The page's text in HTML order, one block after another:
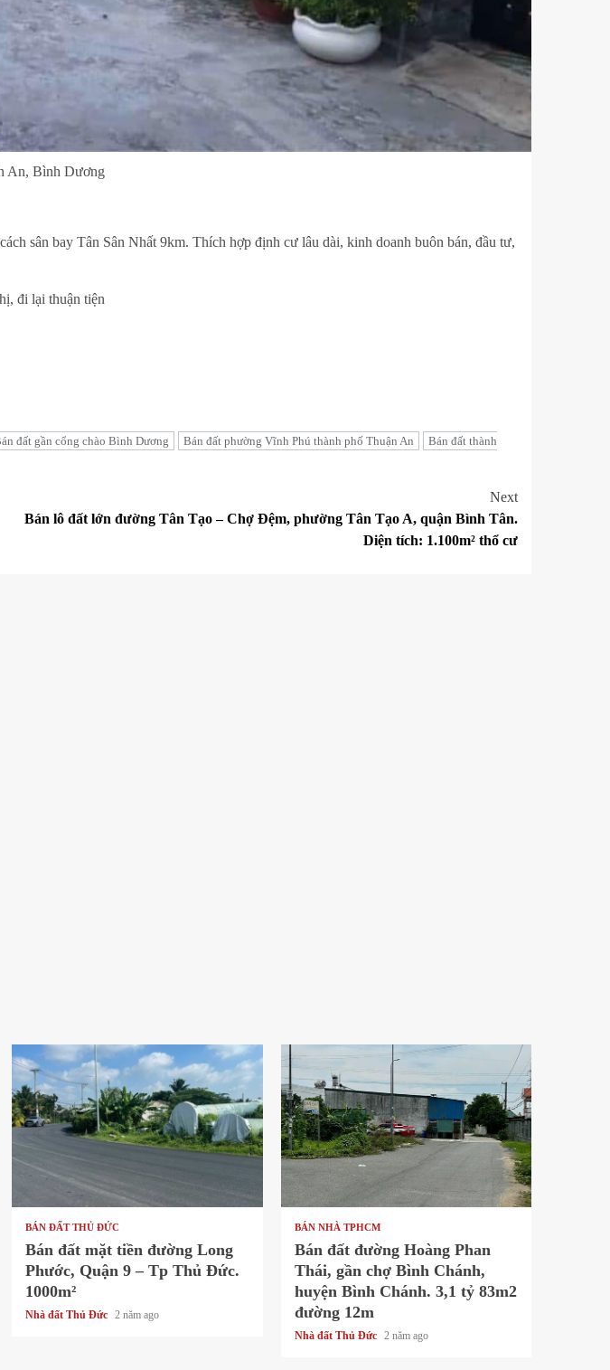
An, Bình Dương
sân bay Tân Sân Nhất 9km. Thích hợp định cư lâu dài, kinh doanh buôn bán, đầu tư,
đi lại thuận tiện
đất gần cổng chào Bình Dương Bán đất phường Vĩnh Phú thành phố Thuận An
Bán đất thành
Next
Bán lô đất lớn đường Tân Tạo – Chợ Đệm, phường Tân Tạo A, quận Bình Tân.
Diện tích: 1.100m² thổ cư
1 min read
BÁN ĐẤT THỦ ĐỨC
Bán đất mặt tiền đường Long
Phước, Quận 9 – Tp Thủ Đức.
1000m²
Nhà đất Thủ Đức 2 năm ago
1 min read
BÁN NHÀ TPHCM
Bán đất đường Hoàng Phan
Thái, gần chợ Bình Chánh,
huyện Bình Chánh. 3,1 tỷ 83m2
đường 12m
Nhà đất Thủ Đức 2 năm ago